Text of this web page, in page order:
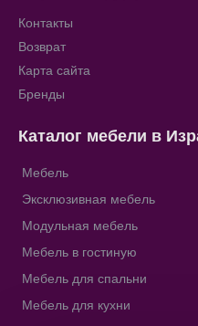
Контакты
Возврат
Карта сайта
Бренды
Каталог мебели в
Мебель
Эксклюзивная мебель
Модульная мебель
Мебель в гостиную
Мебель для спальни
Мебель для кухни